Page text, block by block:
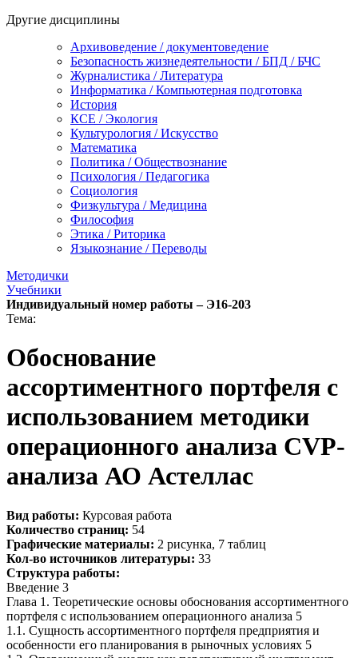
Другие дисциплины
Архивоведение / документоведение
Безопасность жизнедеятельности / БПД / БЧС
Журналистика / Литература
Информатика / Компьютерная подготовка
История
КСЕ / Экология
Культурология / Искусство
Математика
Политика / Обществознание
Психология / Педагогика
Социология
Физкультура / Медицина
Философия
Этика / Риторика
Языкознание / Переводы
Методички
Учебники
Индивидуальный номер работы – Э16-203
Тема:
Обоснование
ассортиментного портфеля с
использованием методики
операционного анализа CVP-
анализа АО Астеллас
Вид работы: Курсовая работа
Количество страниц: 54
Графические материалы: 2 рисунка, 7 таблиц
Кол-во источников литературы: 33
Структура работы:
Введение 3
Глава 1. Теоретические основы обоснования ассортиментного
портфеля с использованием операционного анализа 5
1.1. Сущность ассортиментного портфеля предприятия и
особенности его планирования в рыночных условиях 5